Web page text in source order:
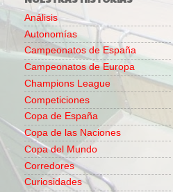
Análisis
Autonomías
Campeonatos de España
Campeonatos de Europa
Champions League
Competiciones
Copa de España
Copa de las Naciones
Copa del Mundo
Corredores
Curiosidades